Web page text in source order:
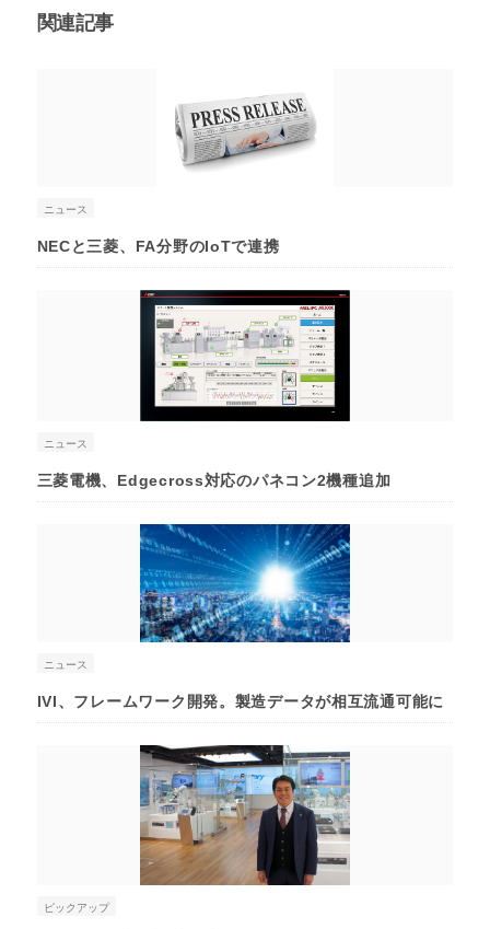
関連記事
ニュース
NECと三菱、FA分野のIoTで連携
ニュース
三菱電機、Edgecross対応のパネコン2機種追加
ニュース
IVI、フレームワーク開発。製造データが相互流通可能に
ピックアップ